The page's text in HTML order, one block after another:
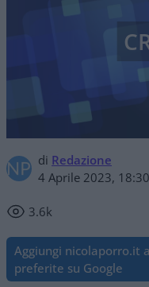
di Redazione
4 Aprile 2023, 18:30
3.6k
Aggiungi nicolaporro.it
preferite su Google